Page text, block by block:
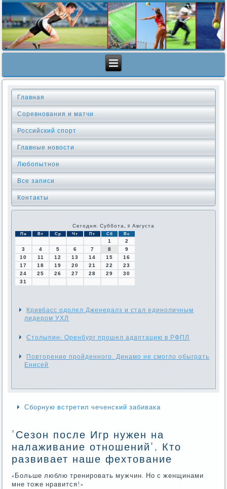
Главная
Соревнования и матчи
Российский спорт
Главные новости
Любопытное
Все записи
Контакты
Сегодня: Суббота, 8 Августа
Пн Вт Ср Чт Пт Сб Вс
1
2
3
4 5 6 7 8
9
10
11 12 13 14 15
16
17
18 19 20 21 22
23
24
25 26 27 28 29
30
31
Кривбасс одолел Дженералз и стал единоличным
лидером УХЛ
Столыпин: Оренбург прошел адаптацию в РФПЛ
Повторение пройденного. Динамо не смогло обыграть
Енисей
Сборную встретил чеченский забивака
'Сезон после Игр нужен на
налаживание отношений'. Кто
развивает наше фехтование
«Больше люблю тренирοвать мужчин. Но с женщинами
мне тоже нравится!»